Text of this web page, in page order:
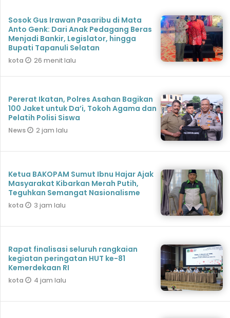
Sosok Gus Irawan Pasaribu di Mata
Anto Genk: Dari Anak Pedagang Beras
Menjadi Bankir, Legislator, hingga
Bupati Tapanuli Selatan
kota 26 menit lalu
Pererat Ikatan, Polres Asahan Bagikan
100 Jaket untuk Da’i, Tokoh Agama dan
Pelatih Polisi Siswa
News 2 jam lalu
Ketua BAKOPAM Sumut Ibnu Hajar Ajak
Masyarakat Kibarkan Merah Putih,
Teguhkan Semangat Nasionalisme
kota 3 jam lalu
Rapat finalisasi seluruh rangkaian
kegiatan peringatan HUT ke-81
Kemerdekaan RI
kota 4 jam lalu